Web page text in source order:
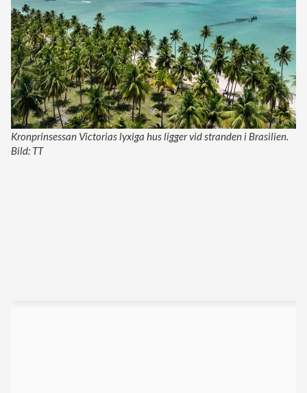
Kronprinsessan Victorias lyxiga hus ligger vid stranden i Brasilien.
Bild: TT